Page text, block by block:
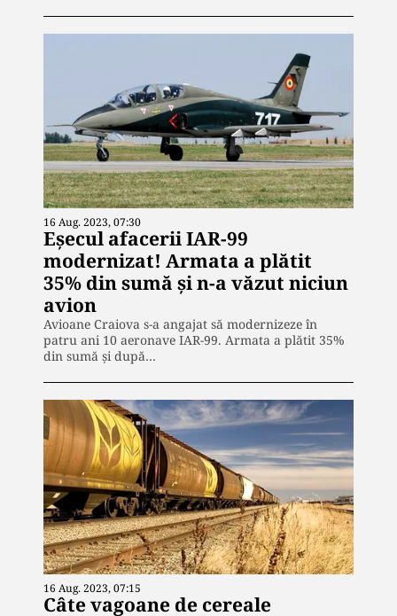
16 Aug. 2023, 07:30
Eșecul afacerii IAR-99
modernizat! Armata a plătit
35% din sumă și n-a văzut niciun
avion
Avioane Craiova s-a angajat să modernizeze în
patru ani 10 aeronave IAR-99. Armata a plătit 35%
din sumă și după…
16 Aug. 2023, 07:15
Câte vagoane de cereale